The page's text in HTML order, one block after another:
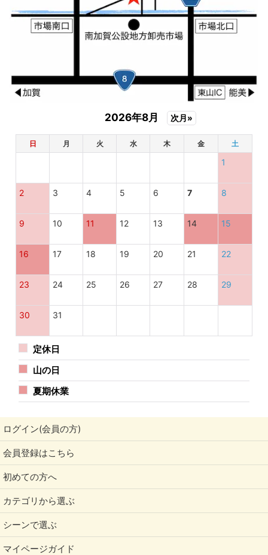
2026年8月 次月»
日 月 火 水 木 金 土
1
2 3 4 5 6 7 8
9 10 11 12 13 14 15
16 17 18 19 20 21 22
23 24 25 26 27 28 29
30 31
定休日
山の日
夏期休業
ログイン(会員の方)
会員登録はこちら
初めての方へ
カテゴリから選ぶ
シーンで選ぶ
マイページガイド